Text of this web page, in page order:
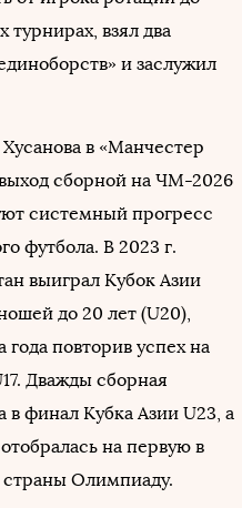
турнирах, взял два
и заслужил
в «Манчестер
сборной на ЧМ-2026
системный прогресс
футбола. В 2023 г.
выиграл Кубок Азии
до 20 лет (U20),
года повторив успех на
Дважды сборная
в финал Кубка Азии U23, а
на первую в
Олимпиаду.